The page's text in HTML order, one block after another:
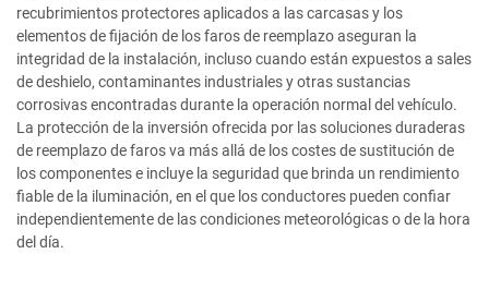
recubrimientos protectores aplicados a las carcasas y los
elementos de fijación de los faros de reemplazo aseguran la
integridad de la instalación, incluso cuando están expuestos a sales
de deshielo, contaminantes industriales y otras sustancias
corrosivas encontradas durante la operación normal del vehículo.
La protección de la inversión ofrecida por las soluciones duraderas
de reemplazo de faros va más allá de los costes de sustitución de
los componentes e incluye la seguridad que brinda un rendimiento
fiable de la iluminación, en el que los conductores pueden confiar
independientemente de las condiciones meteorológicas o de la hora
del día.